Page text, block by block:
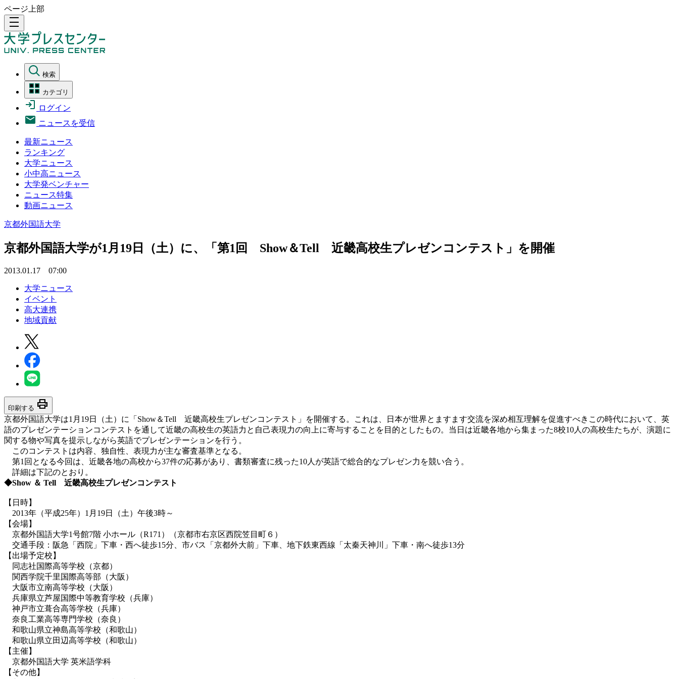
ページ上部
density_medium
検索
カテゴリ
ログイン
ニュースを受信
最新ニュース
ランキング
大学ニュース
小中高ニュース
大学発ベンチャー
ニュース特集
動画ニュース
京都外国語大学
京都外国語大学が1月19日（土）に、「第1回 Show＆Tell 近畿高校生プレゼンコンテスト」を開催
2013.01.17 07:00
大学ニュース
イベント
高大連携
地域貢献
印刷する print
京都外国語大学は1月19日（土）に「Show＆Tell 近畿高校生プレゼンコンテスト」を開催する。これは、日本が世界とますます交流を深め相互理解を促進すべきこの時代において、英
語のプレゼンテーションコンテストを通して近畿の高校生の英語力と自己表現力の向上に寄与することを目的としたもの。当日は近畿各地から集まった8校10人の高校生たちが、演題に
関する物や写真を提示しながら英語でプレゼンテーションを行う。
このコンテストは内容、独自性、表現力が主な審査基準となる。
第1回となる今回は、近畿各地の高校から37件の応募があり、書類審査に残った10人が英語で総合的なプレゼン力を競い合う。
詳細は下記のとおり。
◆Show ＆ Tell 近畿高校生プレゼンコンテスト
【日時】
2013年（平成25年）1月19日（土）午後3時～
【会場】
京都外国語大学1号館7階 小ホール（R171）（京都市右京区西院笠目町６）
交通手段：阪急「西院」下車・西へ徒歩15分、市バス「京都外大前」下車、地下鉄東西線「太秦天神川」下車・南へ徒歩13分
【出場予定校】
同志社国際高等学校（京都）
関西学院千里国際高等部（大阪）
大阪市立南高等学校（大阪）
兵庫県立芦屋国際中等教育学校（兵庫）
神戸市立葺合高等学校（兵庫）
奈良工業高等専門学校（奈良）
和歌山県立神島高等学校（和歌山）
和歌山県立田辺高等学校（和歌山）
【主催】
京都外国語大学 英米語学科
【その他】